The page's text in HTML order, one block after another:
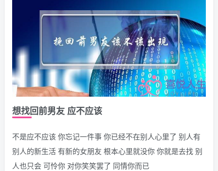
想找回前男友 应不应该
不是应不应该 你忘记一件事 你已经不在别人心里了 别人有
别人的新生活 有新的女朋友 根本心里就没你 你就是去找 别
人也只会 可怜你 对你笑笑罢了 同情你而已